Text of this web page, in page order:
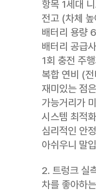
항목 1세대
전고 (차체
배터리 용
배터리 공급
1회 충전 주
복합 연비 (
재미있는 점
가능거리가
시스템 최적
심리적인 안
아쉬우니 말
2. 트렁크 실
차를 좋아하